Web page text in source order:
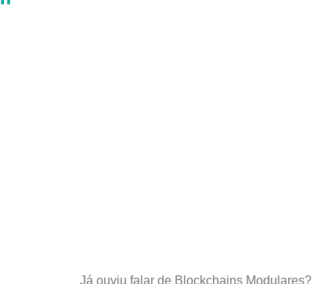
Já ouviu falar de Blockchains